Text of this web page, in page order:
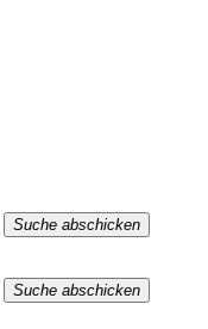
Suche abschicken
Suche abschicken